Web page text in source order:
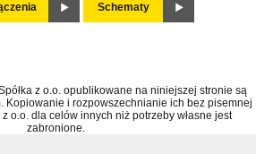
Schematy
z o.o. opublikowane na niniejszej stronie są
Kopiowanie i rozpowszechnianie ich bez pisemnej
o.o. dla celów innych niż potrzeby własne jest
zabronione.